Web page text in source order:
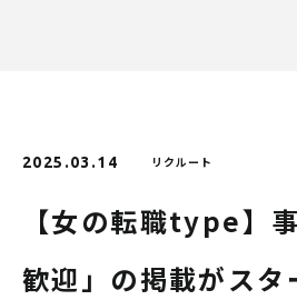
2025.03.14 リクルート
【女の転職type】
歓迎」の掲載がスタ